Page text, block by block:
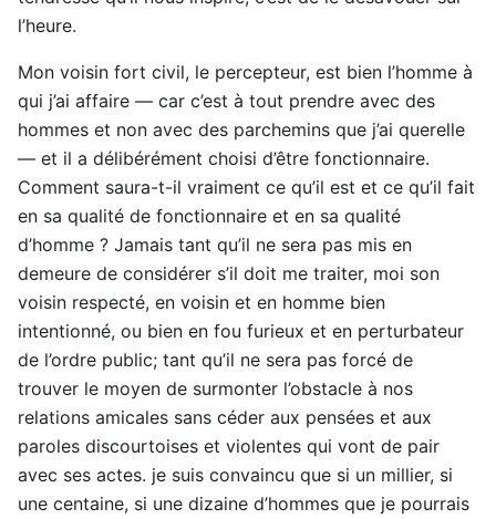
l’heure.
Mon voisin fort civil, le percepteur, est bien l’homme à
qui j’ai affaire — car c’est à tout prendre avec des
hommes et non avec des parchemins que j’ai querelle
— et il a délibérément choisi d’être fonctionnaire.
Comment saura-t-il vraiment ce qu’il est et ce qu’il fait
en sa qualité de fonctionnaire et en sa qualité
d’homme ? Jamais tant qu’il ne sera pas mis en
demeure de considérer s’il doit me traiter, moi son
voisin respecté, en voisin et en homme bien
intentionné, ou bien en fou furieux et en perturbateur
de l’ordre public; tant qu’il ne sera pas forcé de
trouver le moyen de surmonter l’obstacle à nos
relations amicales sans céder aux pensées et aux
paroles discourtoises et violentes qui vont de pair
avec ses actes. je suis convaincu que si un millier, si
une centaine, si une dizaine d’hommes que je pourrais